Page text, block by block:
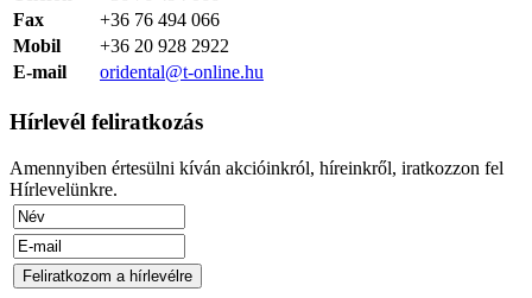
Fax
+36 76 494 066
Mobil
+36 20 928 2922
E-mail
oridental@t-online.hu
Hírlevél feliratkozás
Amennyiben értesülni kíván akcióinkról, híreinkről, iratkozzon fel
Hírlevelünkre.